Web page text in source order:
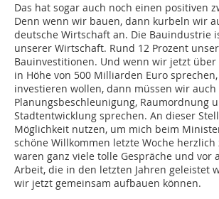
Das hat sogar auch noch einen positiven
Denn wenn wir bauen, dann kurbeln wir
deutsche Wirtschaft an. Die Bauindustrie
unserer Wirtschaft. Rund 12 Prozent
Bauinvestitionen. Und wenn wir jetzt über
in Höhe von 500 Milliarden Euro
investieren wollen, dann müssen wir auch
Planungsbeschleunigung, Raumordnung
Stadtentwicklung sprechen. An dieser
Möglichkeit nutzen, um mich beim
schöne Willkommen letzte Woche herzlich
waren ganz viele tolle Gespräche und vor
Arbeit, die in den letzten Jahren geleistet
wir jetzt gemeinsam aufbauen können.